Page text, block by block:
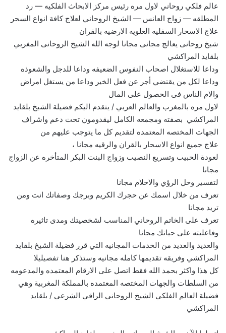
عالم فلكي روحاني لاول مره رئيس مركز الابحاث الفلكيه — رد
المطلقه — زواج العانس — الشيخ الروحاني لعلاج كافة انواع السحر
علاج الاسحار السفليه العلويه الارضيه بالقران
شيخ روحانى يعالج مجانى مجانا لوجه الله الشيخ الروحانى المغربي
بلقايد المراكشي
وداعا للاستغلال اصحاب النفوس الضعيفه وداعا للدجل والشعوذه
وداعا لكل من يقتضي أجر عن فعل الخير وداعا من يستغل امراض
والام الناس فى الحصول على المال
لاول مره بالمغرب والعالم العربي / يتقدم اليكم فضيلة الشيخ بلقايد
المراكشي بصفته ومجمعه الكامل ليقدومون تحت دعم واشراف
الجهات المختصه المعتمده لتقديم كل ما يتوجب عليهم من
علاج جميع انواع الاسحار بالقران والرقيه مجانا ،
لعودة الحبيب وتسريع النصيب وزواج البنت البكر المتأخره عن الزواج
مجانا
لتفسير وحل الرؤي والاحلام مجانا
تعرف من خلال اسمك عن حجرك الكريم وبرجك وصفاتك انت ومن
تريد مجانا
تعرف على الخاتم الروحاني المناسب لشخصيتك ومدى تاثيره
وفاعليته على حياتك مجانا
والعديد والعديد من الخدمات المجانيه التي قرر فضيلة الشيخ بلقايد
المراكشي وفريقه تقديمها كامله مجانيه وستذكر هنا تفصيليلا
كل هذا واكثر بحمد الله فقط اتصل على الارقام المعتمده والمدعومه
من السلطات والجهات المختصه المعتمده بالمملكة المغربية وهي
فضيلة العالم الفلكي الشيخ الروحاني الراقي الشرعي / بلقايد
المراكشي